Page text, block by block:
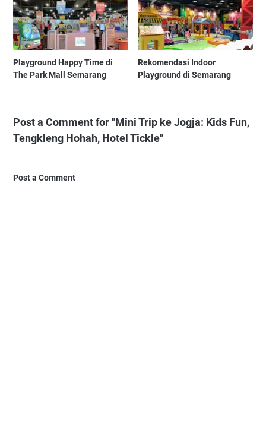
Playground Happy Time di
The Park Mall Semarang
Rekomendasi Indoor
Playground di Semarang
Post a Comment for "Mini Trip ke Jogja: Kids Fun,
Tengkleng Hohah, Hotel Tickle"
Post a Comment